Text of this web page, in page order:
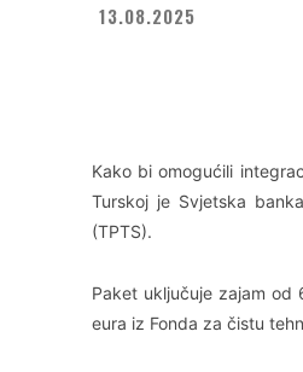
13.08.2025
Kako bi omogućili
Turskoj je Svjetska
(TPTS).
Paket uključuje zajam od
eura iz Fonda za čistu